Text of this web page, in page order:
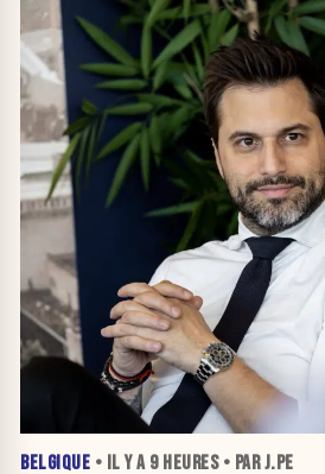
BELGIQUE • IL Y A 9 HEURES• PAR J.PE